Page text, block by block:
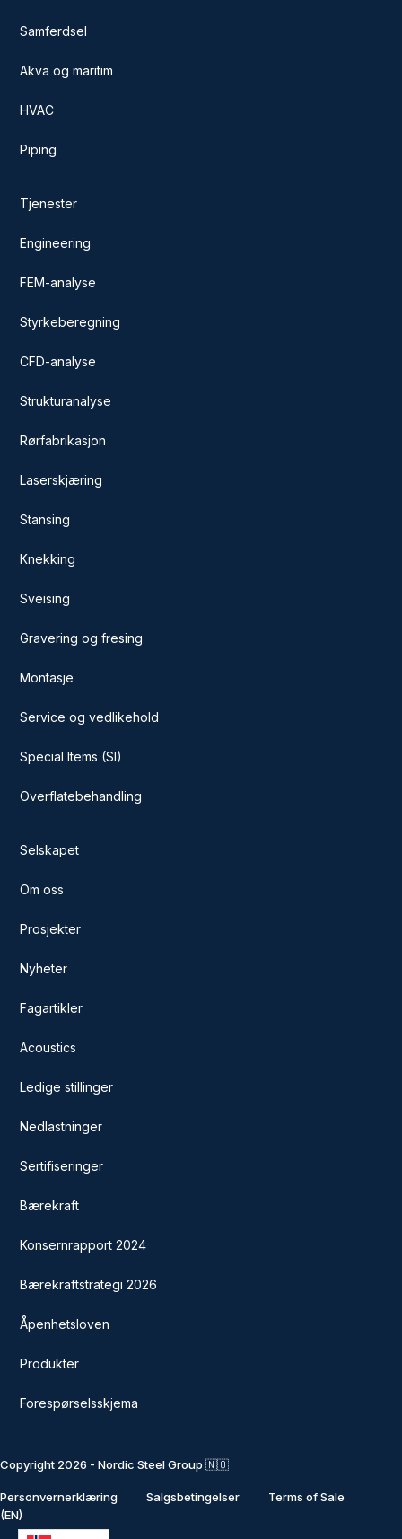
Samferdsel
Akva og maritim
HVAC
Piping
Tjenester
Engineering
FEM-analyse
Styrkeberegning
CFD-analyse
Strukturanalyse
Rørfabrikasjon
Laserskjæring
Stansing
Knekking
Sveising
Gravering og fresing
Montasje
Service og vedlikehold
Special Items (SI)
Overflatebehandling
Selskapet
Om oss
Prosjekter
Nyheter
Fagartikler
Acoustics
Ledige stillinger
Nedlastninger
Sertifiseringer
Bærekraft
Konsernrapport 2024
Bærekraftstrategi 2026
Åpenhetsloven
Produkter
Forespørselsskjema
Copyright 2026 - Nordic Steel Group 🇳🇴
Personvernerklæring Salgsbetingelser
Terms of Sale
(EN)